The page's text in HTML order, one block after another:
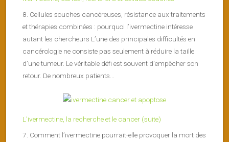
8. Cellules souches cancéreuses, résistance aux traitements
et thérapies combinées : pourquoi l’ivermectine intéresse
autant les chercheurs L’une des principales difficultés en
cancérologie ne consiste pas seulement à réduire la taille
d’une tumeur. Le véritable défi est souvent d’empêcher son
retour. De nombreux patients...
L’ivermectine, la recherche et le cancer (suite)
7. Comment l’ivermectine pourrait-elle provoquer la mort des